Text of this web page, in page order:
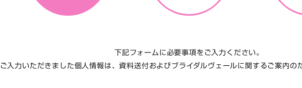
下記フォームに必要事項をご入力ください。
ご入力いただきました個人情報は、資料送付およびブライダルヴェールに関するご案内の